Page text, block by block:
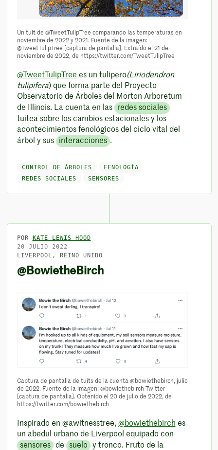
Un tuit de @TweetTulipTree comparando las temperaturas en
noviembre de 2022 y 2021. Fuente de la imagen:
@TweetTulipTree [captura de pantalla]. Extraído el 21 de
noviembre de 2022, de https://twitter.com/TweetTulipTree
@TweetTulipTree es un tulipero(Liriodendron
tulipifera) que forma parte del Proyecto
Observatorio de Árboles del Morton Arboretum
de Illinois. La cuenta en las
redes sociales
tuitea sobre los cambios estacionales y los
acontecimientos fenológicos del ciclo vital del
árbol y sus
interacciones .
CONTROL DE ÁRBOLES
FENOLOGÍA
REDES SOCIALES
SENSORES
POR
KATE LEWIS HOOD
20 JULIO 2022
LIVERPOOL, REINO UNIDO
@BowietheBirch
Captura de pantalla de tuits de la cuenta @bowiethebirch, julio
de 2022. Fuente de la imagen: @bowiethebirch Twitter
[captura de pantalla]. Obtenido el 20 de julio de 2022, de
https://twitter.com/bowiethebirch
Inspirado en @awitnesstree, @bowiethebirch es
un abedul urbano de Liverpool equipado con
sensores de suelo y tronco. Fruto de la